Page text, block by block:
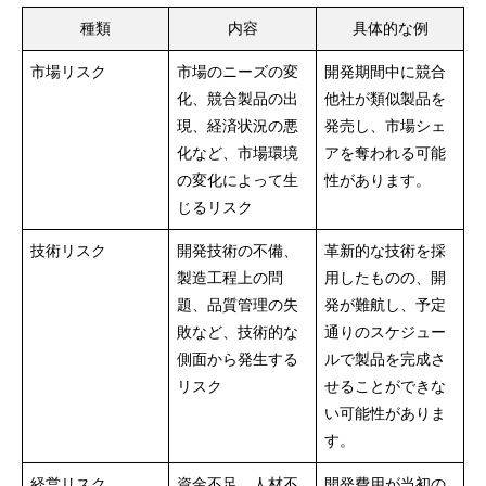
種類 内容 具体的な例
市場リスク
市場のニーズの変
化、競合製品の出
現、経済状況の悪
化など、市場環境
の変化によって生
じるリスク
開発期間中に競合
他社が類似製品を
発売し、市場シェ
アを奪われる可能
性があります。
技術リスク
開発技術の不備、
製造工程上の問
題、品質管理の失
敗など、技術的な
側面から発生する
リスク
革新的な技術を採
用したものの、開
発が難航し、予定
通りのスケジュー
ルで製品を完成さ
せることができな
い可能性がありま
す。